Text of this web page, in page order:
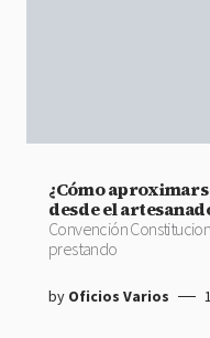
¿Cómo
desde el
Convención
prestando
by Oficios Varios